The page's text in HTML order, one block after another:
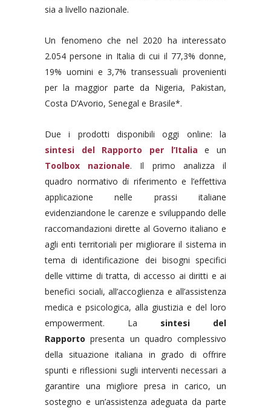
sia a livello nazionale.
Un fenomeno che nel 2020 ha interessato
2.054 persone in Italia di cui il 77,3% donne,
19% uomini e 3,7% transessuali provenienti
per la maggior parte da Nigeria, Pakistan,
Costa D’Avorio, Senegal e Brasile*.
Due i prodotti disponibili oggi online: la
sintesi del Rapporto per l’Italia e un
Toolbox nazionale. Il primo analizza il
quadro normativo di riferimento e l’effettiva
applicazione nelle prassi italiane
evidenziandone le carenze e sviluppando delle
raccomandazioni dirette al Governo italiano e
agli enti territoriali per migliorare il sistema in
tema di identificazione dei bisogni specifici
delle vittime di tratta, di accesso ai diritti e ai
benefici sociali, all’accoglienza e all’assistenza
medica e psicologica, alla giustizia e del loro
empowerment. La sintesi del
Rapporto presenta un quadro complessivo
della situazione italiana in grado di offrire
spunti e riflessioni sugli interventi necessari a
garantire una migliore presa in carico, un
sostegno e un’assistenza adeguata da parte